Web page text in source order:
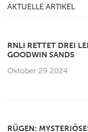
AKTUELLE ARTIKEL
RNLI RETTET DREI
GOODWIN SANDS
Oktober 29 2024
RÜGEN: